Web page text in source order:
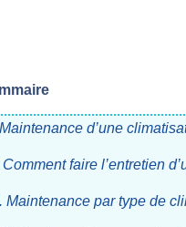
d’une
Comment faire l’entretien
Maintenance par type de